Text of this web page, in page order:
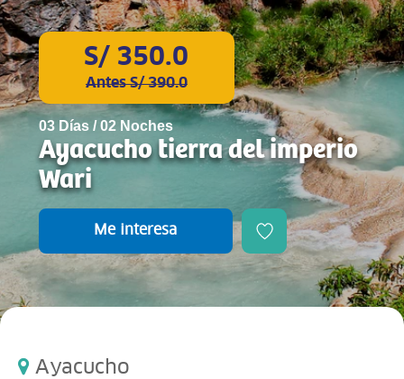
S/ 350.0
Antes S/ 390.0
03 Días / 02 Noches
Ayacucho tierra del imperio
Wari
Me interesa
Ayacucho